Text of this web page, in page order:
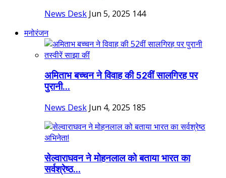
News Desk Jun 5, 2025 144
मनोरंजन
अमिताभ बच्चन ने विवाह की 52वीं सालगिरह पर
पुरानी...
News Desk Jun 4, 2025 185
सेल्वाराघवन ने मोहनलाल को बताया भारत का
सर्वश्रेष्ठ...